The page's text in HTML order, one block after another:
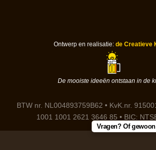
Ontwerp en realisatie: de Creatieve
De mooiste ideeën ontstaan in de
BTW nr. NL004893759B62 • KvK.nr.
1001 1001 2621 3646 85 • BIC:
Vragen? Of